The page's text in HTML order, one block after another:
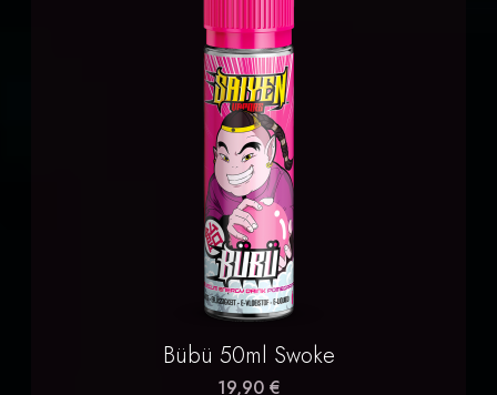
Bübü 50ml Swoke
19,90 €